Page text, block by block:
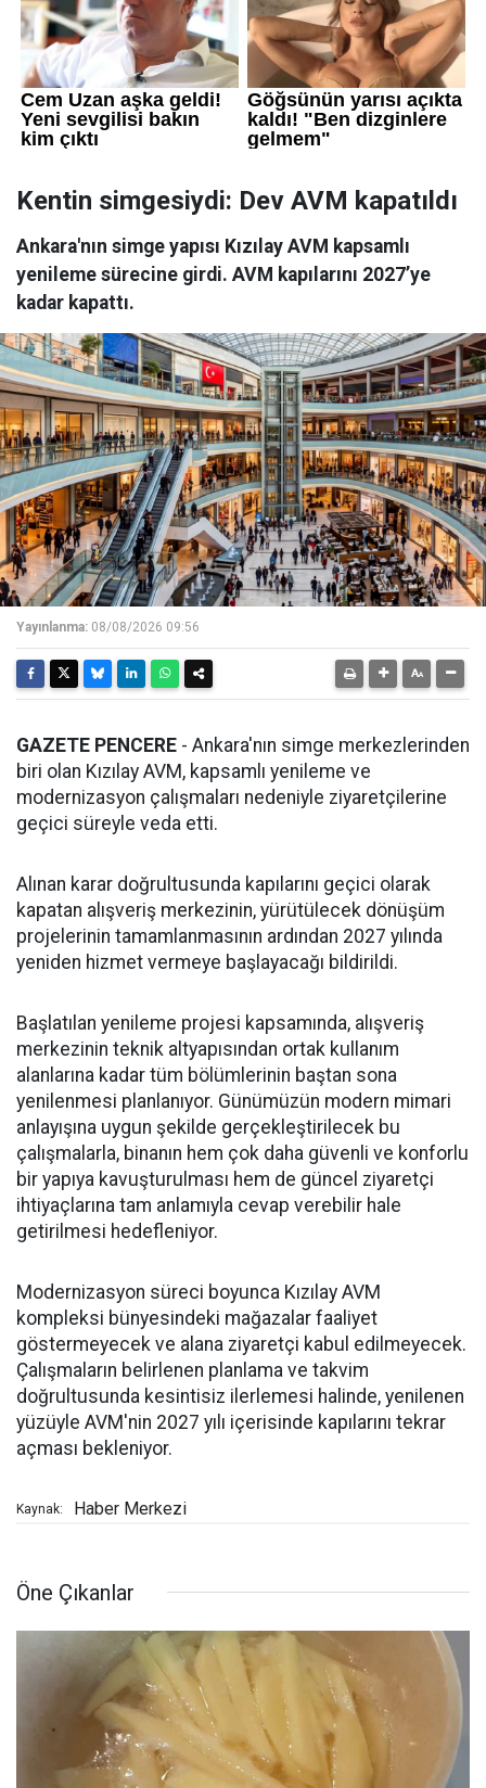
Kentin simgesiydi: Dev AVM kapatıldı
Ankara'nın simge yapısı Kızılay AVM kapsamlı
yenileme sürecine girdi. AVM kapılarını 2027’ye
kadar kapattı.
Yayınlanma: 08/08/2026 09:56
GAZETE PENCERE - Ankara'nın simge merkezlerinden
biri olan Kızılay AVM, kapsamlı yenileme ve
modernizasyon çalışmaları nedeniyle ziyaretçilerine
geçici süreyle veda etti.
Alınan karar doğrultusunda kapılarını geçici olarak
kapatan alışveriş merkezinin, yürütülecek dönüşüm
projelerinin tamamlanmasının ardından 2027 yılında
yeniden hizmet vermeye başlayacağı bildirildi.
Başlatılan yenileme projesi kapsamında, alışveriş
merkezinin teknik altyapısından ortak kullanım
alanlarına kadar tüm bölümlerinin baştan sona
yenilenmesi planlanıyor. Günümüzün modern mimari
anlayışına uygun şekilde gerçekleştirilecek bu
çalışmalarla, binanın hem çok daha güvenli ve konforlu
bir yapıya kavuşturulması hem de güncel ziyaretçi
ihtiyaçlarına tam anlamıyla cevap verebilir hale
getirilmesi hedefleniyor.
Modernizasyon süreci boyunca Kızılay AVM
kompleksi bünyesindeki mağazalar faaliyet
göstermeyecek ve alana ziyaretçi kabul edilmeyecek.
Çalışmaların belirlenen planlama ve takvim
doğrultusunda kesintisiz ilerlemesi halinde, yenilenen
yüzüyle AVM'nin 2027 yılı içerisinde kapılarını tekrar
açması bekleniyor.
Kaynak: Haber Merkezi
Öne Çıkanlar